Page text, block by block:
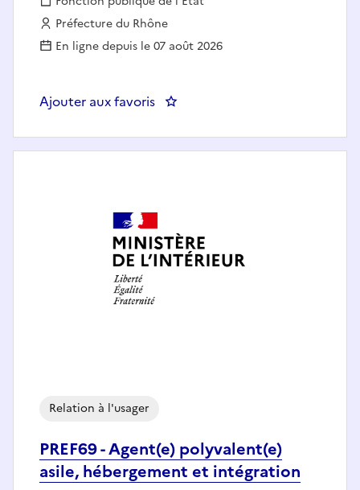
Employeur :
Préfecture du Rhône
En ligne depuis le 07 août 2026
Ajouter aux favoris : PREF69 - Agent(e) d'accueil
PREF69 - Agent(e) polyvalent(e)
asile, hébergement et intégration
Relation à l'usager